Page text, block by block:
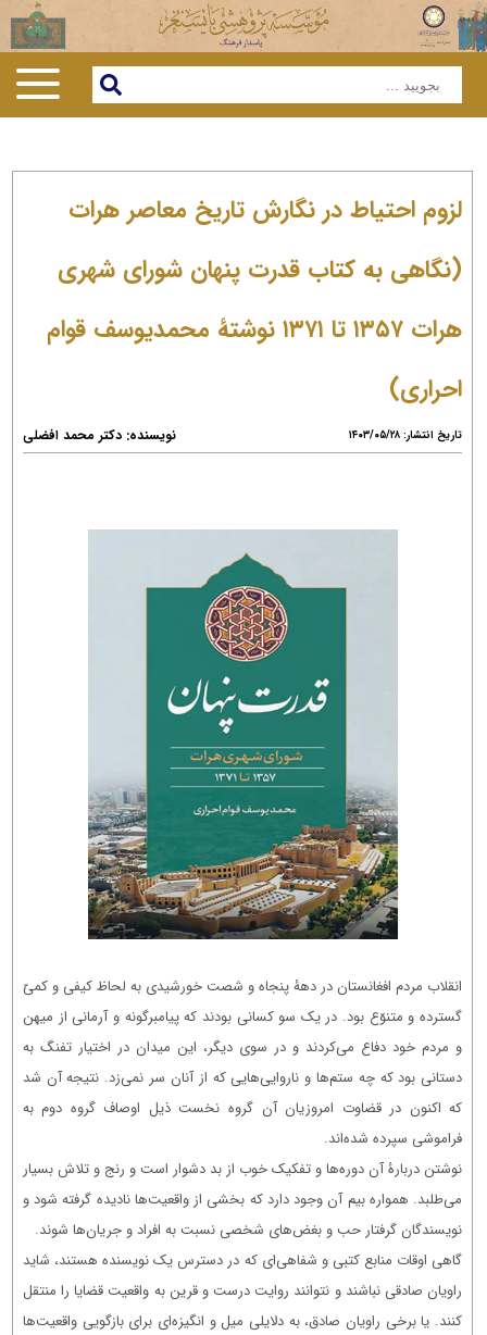
لزوم احتیاط در نگارش تاریخ معاصر هرات
(نگاهی به کتاب قدرت پنهان شورای شهری
هرات ۱۳۵۷ تا ۱۳۷۱ نوشتۀ محمدیوسف قوام
احراری)
تاریخ انتشار: ۱۴۰۳/۰۵/۲۸ نویسنده: دکتر محمد افضلی
انقلاب مردم افغانستان در دهۀ پنجاه و شصت خورشیدی به لحاظ کیفی و کمیّ
گسترده و متنوّع بود. در یک‌ سو کسانی بودند که پیامبرگونه و آرمانی از میهن
و مردم خود دفاع می‌کردند و در سوی دیگر، این میدان در اختیار تفنگ به
دستانی بود که چه ستم‌ها و ناروایی‌هایی که از آنان سر نمی‌زد. نتیجه آن شد
که اکنون در قضاوت امروزیان آن گروه نخست ذیل اوصاف گروه دوم به
فراموشی سپرده شده‌اند.
نوشتن دربارۀ آن دوره‌ها و تفکیک خوب از بد دشوار است و رنج و تلاش بسیار
می‌طلبد. همواره بیم آن وجود دارد که بخشی از واقعیت‌ها نادیده گرفته شود و
نویسندگان گرفتار حب و بغض‌های شخصی نسبت به افراد و جریان‌ها شوند.
گاهی اوقات منابع کتبی و شفاهی‌ای که در دسترس یک نویسنده هستند، شاید
راویان صادقی نباشند و نتوانند روایت درست و قرین به واقعیت قضایا را منتقل
کنند. یا برخی راویان صادق، به دلایلی میل و انگیزه‌ای برای بازگویی واقعیت‌ها